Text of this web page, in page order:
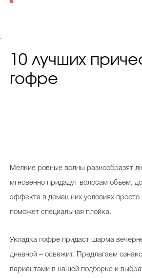
.
10 лучших
гофре
Мелкие ровные волны разнообразят
мгновенно придадут волосам объем,
эффекта в домашних условиях просто
поможет специальная плойка.
Укладка гофре придаст шарма
дневной – освежит. Предлагаем
вариантами в нашей подборке и